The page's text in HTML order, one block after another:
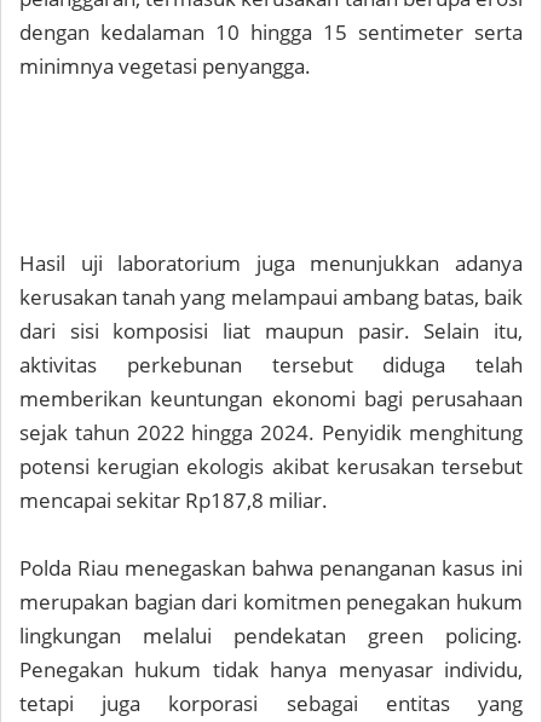
dengan kedalaman 10 hingga 15 sentimeter serta
minimnya vegetasi penyangga.
Hasil uji laboratorium juga menunjukkan adanya
kerusakan tanah yang melampaui ambang batas, baik
dari sisi komposisi liat maupun pasir. Selain itu,
aktivitas perkebunan tersebut diduga telah
memberikan keuntungan ekonomi bagi perusahaan
sejak tahun 2022 hingga 2024. Penyidik menghitung
potensi kerugian ekologis akibat kerusakan tersebut
mencapai sekitar Rp187,8 miliar.
Polda Riau menegaskan bahwa penanganan kasus ini
merupakan bagian dari komitmen penegakan hukum
lingkungan melalui pendekatan green policing.
Penegakan hukum tidak hanya menyasar individu,
tetapi juga korporasi sebagai entitas yang